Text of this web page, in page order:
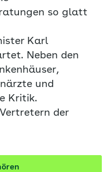
so glatt
Karl
Neben den
und
Kritik.
der